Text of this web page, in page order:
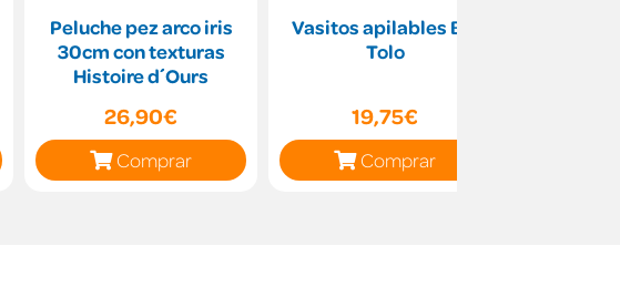
Peluche pez arco iris
30cm con texturas
Histoire d´Ours
26,90€
Comprar
Vasitos apilables Bio
Tolo
19,75€
Comprar